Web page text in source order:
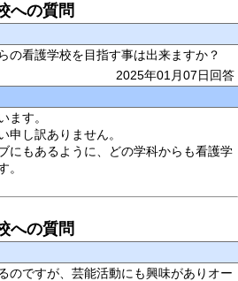
への質問
の看護学校を目指す事は出来ますか？
2025年01月07日回答
ます。
申し訳ありません。
にもあるように、どの学科からも看護学
。
への質問
のですが、芸能活動にも興味がありオー